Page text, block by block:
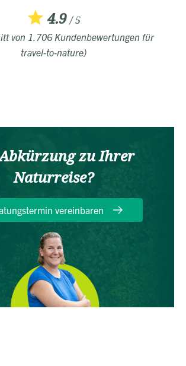
4.9/ 5
von 1.706 Kundenbewertungen für
travel-to-nature)
zu Ihrer
Naturreise?
vereinbaren